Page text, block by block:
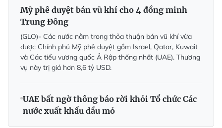
Mỹ phê duyệt bán vũ khí cho 4 đồng minh
Trung Đông
(GLO)- Các nước nằm trong thỏa thuận bán vũ khí vừa
được Chính phủ Mỹ phê duyệt gồm Israel, Qatar, Kuwait
và Các tiểu vương quốc Ả Rập thống nhất (UAE). Thương
vụ này trị giá hơn 8,6 tỷ USD.
UAE bất ngờ thông báo rời khỏi Tổ chức Các
nước xuất khẩu dầu mỏ